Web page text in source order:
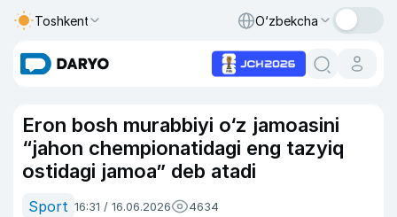
Toshkent O‘zbekcha
Eron bosh murabbiyi o‘z jamoasini
“jahon chempionatidagi eng tazyiq
ostidagi jamoa” deb atadi
Sport 16:31 / 16.06.2026 4634